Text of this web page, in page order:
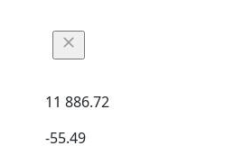
11 886.72
-55.49